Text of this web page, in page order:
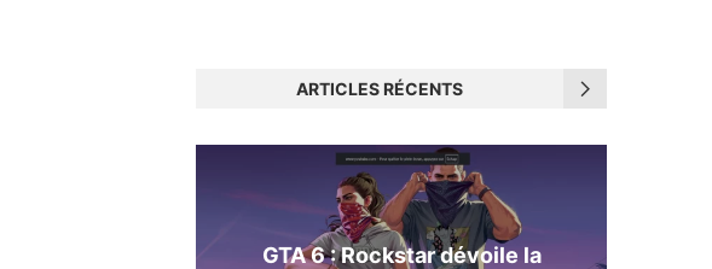
ARTICLES RÉCENTS
GTA 6 : Rockstar dévoile la